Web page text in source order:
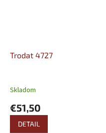
Trodat 4727
Skladom
€51,50
DETAIL